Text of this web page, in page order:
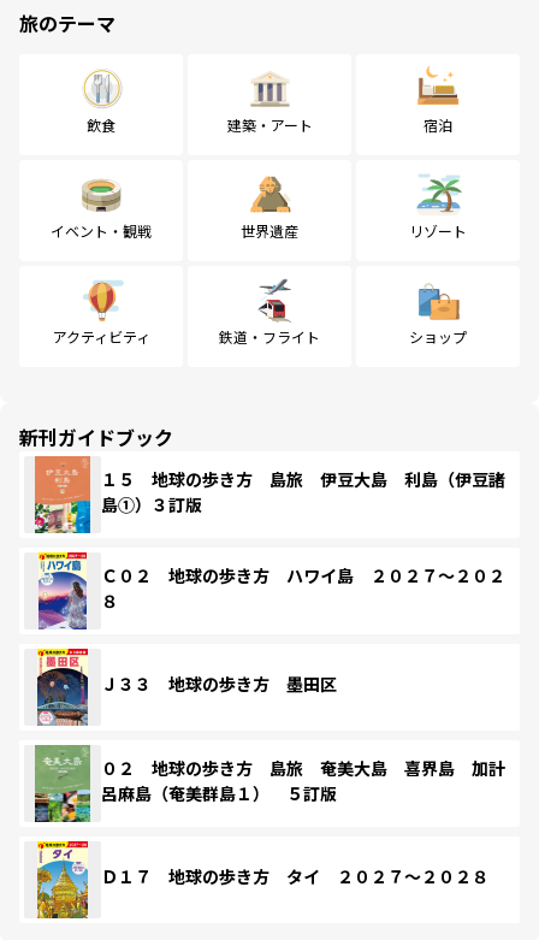
旅のテーマ
飲食 建築・アート 宿泊
イベント・観戦 世界遺産 リゾート
アクティビティ 鉄道・フライト ショップ
新刊ガイドブック
１５ 地球の歩き方 島旅 伊豆大島 利島（伊豆諸
島①）３訂版
Ｃ０２ 地球の歩き方 ハワイ島 ２０２７～２０２
８
Ｊ３３ 地球の歩き方 墨田区
０２ 地球の歩き方 島旅 奄美大島 喜界島 加計
呂麻島（奄美群島１） ５訂版
Ｄ１７ 地球の歩き方 タイ ２０２７～２０２８